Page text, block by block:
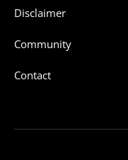
Disclaimer
Community
Contact